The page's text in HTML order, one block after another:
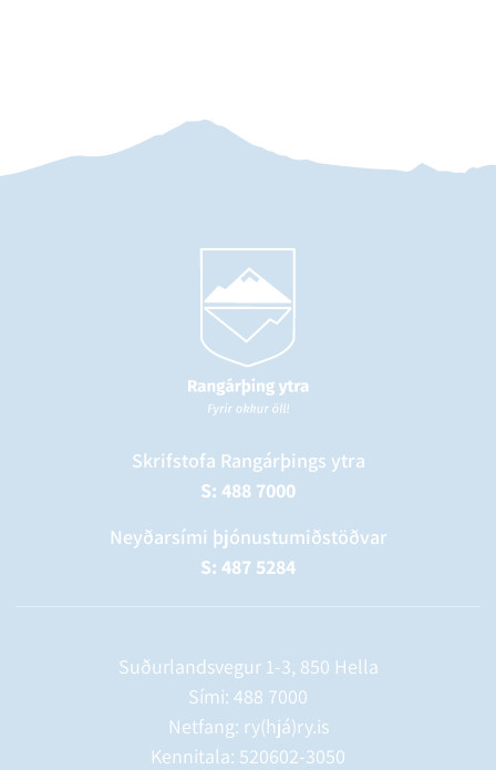
Skrifstofa Rangárþings ytra
S: 488 7000
Neyðarsími þjónustumiðstöðvar
S: 487 5284
Suðurlandsvegur 1-3, 850 Hella
Sími: 488 7000
Netfang: ry(hjá)ry.is
Kennitala: 520602-3050